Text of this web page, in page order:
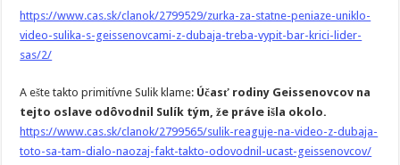
https://www.cas.sk/clanok/2799529/zurka-za-statne-peniaze-uniklo-
video-sulika-s-geissenovcami-z-dubaja-treba-vypit-bar-krici-lider-
sas/2/
A ešte takto primitívne Sulik klame: Účasť rodiny Geissenovcov na
tejto oslave odôvodnil Sulík tým, že práve išla okolo.
https://www.cas.sk/clanok/2799565/sulik-reaguje-na-video-z-dubaja-
toto-sa-tam-dialo-naozaj-fakt-takto-odovodnil-ucast-geissenovcov/